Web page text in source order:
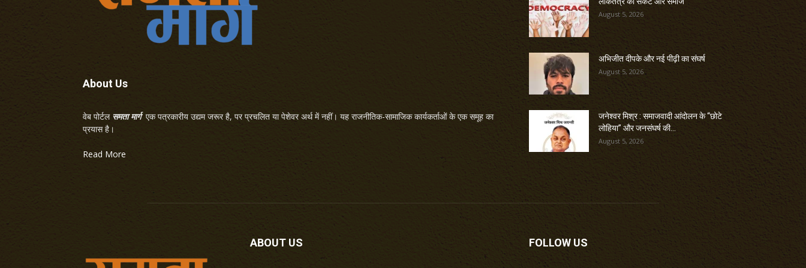
About Us
वेब पोर्टल समता मार्गएक पत्रकारीय उद्यम जरूर है, पर प्रचलित या पेशेवर अर्थ में नहीं। यह राजनीतिक-सामाजिक कार्यकर्ताओं के एक समूह का
प्रयास है।
Read More
August 5, 2026
अभिजीत दीपके और नई पीढ़ी का संघर्ष
August 5, 2026
जनेश्वर मिश्र : समाजवादी आंदोलन के “छोटे
लोहिया” और जनसंघर्ष की...
August 5, 2026
ABOUT US FOLLOW US